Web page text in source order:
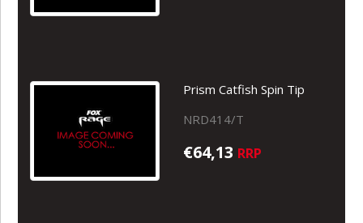
Prism Catfish Spin Tip
NRD414/T
€64,13 RRP